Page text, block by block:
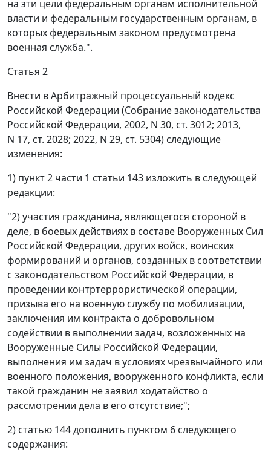
на эти цели федеральным органам исполнительной
власти и федеральным государственным органам, в
которых федеральным законом предусмотрена
военная служба.".
Статья 2
Внести в Арбитражный процессуальный кодекс
Российской Федерации (Собрание законодательства
Российской Федерации, 2002, N 30, ст. 3012; 2013,
N 17, ст. 2028; 2022, N 29, ст. 5304) следующие
изменения:
1) пункт 2 части 1 статьи 143 изложить в следующей
редакции:
"2) участия гражданина, являющегося стороной в
деле, в боевых действиях в составе Вооруженных Сил
Российской Федерации, других войск, воинских
формирований и органов, созданных в соответствии
с законодательством Российской Федерации, в
проведении контртеррористической операции,
призыва его на военную службу по мобилизации,
заключения им контракта о добровольном
содействии в выполнении задач, возложенных на
Вооруженные Силы Российской Федерации,
выполнения им задач в условиях чрезвычайного или
военного положения, вооруженного конфликта, если
такой гражданин не заявил ходатайство о
рассмотрении дела в его отсутствие;";
2) статью 144 дополнить пунктом 6 следующего
содержания: